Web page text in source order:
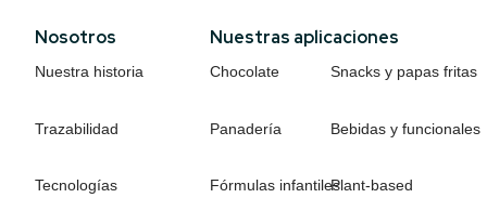
Nosotros
Nuestra historia
Trazabilidad
Tecnologías
Nuestras aplicaciones
Chocolate
Panadería
Fórmulas infantiles
Snacks y papas fritas
Bebidas y funcionales
Plant-based